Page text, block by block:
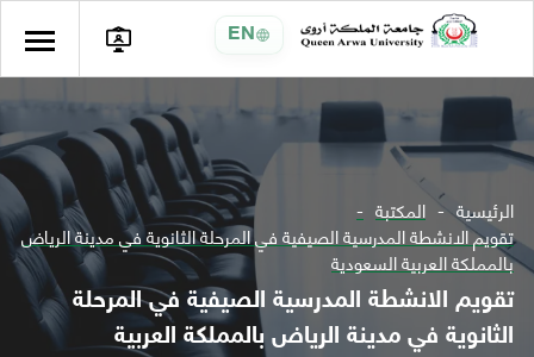
EN
الرئيسية المكتبة
تقويم الانشطة المدرسية الصيفية في المرحلة الثانوية في مدينة الرياض
بالمملكة العربية السعودية
تقويم الانشطة المدرسية الصيفية في المرحلة
الثانوية في مدينة الرياض بالمملكة العربية